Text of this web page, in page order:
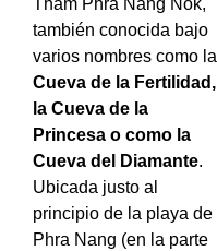
Tham Phra Nang Nok,
también conocida bajo
varios nombres como la
Cueva de la Fertilidad,
la Cueva de la
Princesa o como la
Cueva del Diamante.
Ubicada justo al
principio de la playa de
Phra Nang (en la parte